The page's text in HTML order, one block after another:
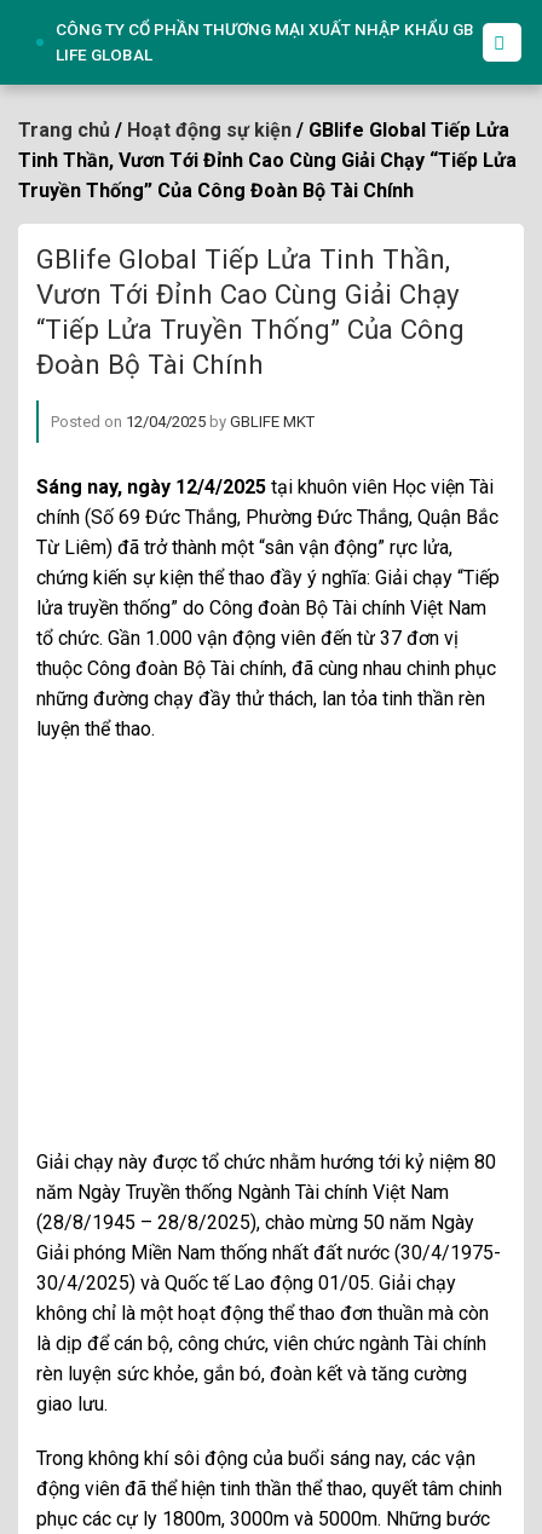
CÔNG TY CỔ PHẦN THƯƠNG MẠI XUẤT NHẬP KHẨU GB
LIFE GLOBAL
Trang chủ / Hoạt động sự kiện / GBlife Global Tiếp Lửa
Tinh Thần, Vươn Tới Đỉnh Cao Cùng Giải Chạy “Tiếp Lửa
Truyền Thống” Của Công Đoàn Bộ Tài Chính
GBlife Global Tiếp Lửa Tinh Thần,
Vươn Tới Đỉnh Cao Cùng Giải Chạy
“Tiếp Lửa Truyền Thống” Của Công
Đoàn Bộ Tài Chính
Posted on 12/04/2025 by GBLIFE MKT
Sáng nay, ngày 12/4/2025 tại khuôn viên Học viện Tài
chính (Số 69 Đức Thắng, Phường Đức Thắng, Quận Bắc
Từ Liêm) đã trở thành một “sân vận động” rực lửa,
chứng kiến sự kiện thể thao đầy ý nghĩa: Giải chạy “Tiếp
lửa truyền thống” do Công đoàn Bộ Tài chính Việt Nam
tổ chức. Gần 1.000 vận động viên đến từ 37 đơn vị
thuộc Công đoàn Bộ Tài chính, đã cùng nhau chinh phục
những đường chạy đầy thử thách, lan tỏa tinh thần rèn
luyện thể thao.
Giải chạy này được tổ chức nhằm hướng tới kỷ niệm 80
năm Ngày Truyền thống Ngành Tài chính Việt Nam
(28/8/1945 – 28/8/2025), chào mừng 50 năm Ngày
Giải phóng Miền Nam thống nhất đất nước (30/4/1975-
30/4/2025) và Quốc tế Lao động 01/05. Giải chạy
không chỉ là một hoạt động thể thao đơn thuần mà còn
là dịp để cán bộ, công chức, viên chức ngành Tài chính
rèn luyện sức khỏe, gắn bó, đoàn kết và tăng cường
giao lưu.
Trong không khí sôi động của buổi sáng nay, các vận
động viên đã thể hiện tinh thần thể thao, quyết tâm chinh
phục các cự ly 1800m, 3000m và 5000m. Những bước